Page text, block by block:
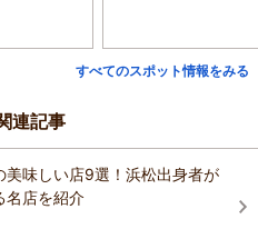
すべてのスポット情報をみる
連記事
美味しい店9選！浜松出身者が
名店を紹介